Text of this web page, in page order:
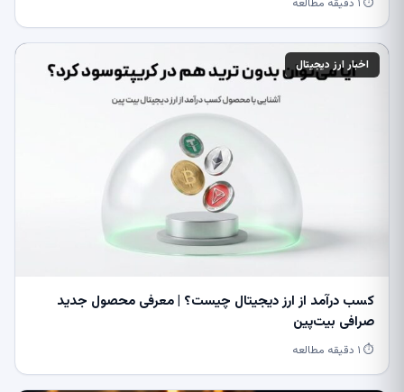
⏱ ۱ دقیقه مطالعه
اخبار ارز دیجیتال
کسب درآمد از ارز دیجیتال چیست؟ | معرفی محصول جدید
صرافی بیت‌پین
⏱ ۱ دقیقه مطالعه